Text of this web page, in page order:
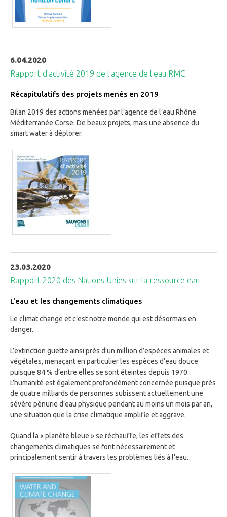
6.04.2020
Rapport d'activité 2019 de l'agence de l'eau RMC
Récapitulatifs des projets menés en 2019
Bilan 2019 des actions menées par l’agence de l’eau Rhône
Méditerranée Corse. De beaux projets, mais une absence du
smart water à déplorer.
23.03.2020
Rapport 2020 des Nations Unies sur la ressource eau
L'eau et les changements climatiques
Le climat change et c’est notre monde qui est désormais en
danger.
L’extinction guette ainsi près d’un million d’espèces animales et
végétales, menaçant en particulier les espèces d’eau douce
puisque 84 % d’entre elles se sont éteintes depuis 1970.
L’humanité est également profondément concernée puisque près
de quatre milliards de personnes subissent actuellement une
sévère pénurie d’eau physique pendant au moins un mois par an,
une situation que la crise climatique amplifie et aggrave.
Quand la « planète bleue » se réchauffe, les effets des
changements climatiques se font nécessairement et
principalement sentir à travers les problèmes liés à l’eau.